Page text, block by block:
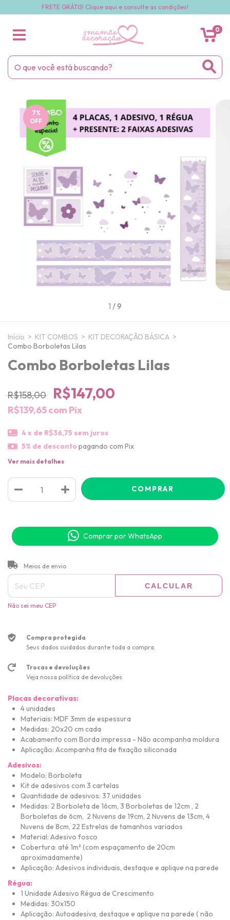
FRETE GRÁTIS! Clique aqui e consulte as condições!
0
7%
OFF
1 /9
Início > KIT COMBOS > KIT DECORAÇÃO BÁSICA >
Combo Borboletas Lilas
Combo Borboletas Lilas
R$158,00 R$147,00
R$139,65com Pix
4x de R$36,75 sem juros
5% de desconto pagando com Pix
Ver mais detalhes
Comprar por WhatsApp
Entregas para o CEP:
Meios de envio
CALCULAR
Não sei meu CEP
Compra protegida
Seus dados cuidados durante toda a compra.
Trocas e devoluções
Veja nossa política de devoluções
Placas decorativas:
4 unidades
Materiais: MDF 3mm de espessura
Medidas: 20x20 cm cada
Acabamento com Borda impressa - Não acompanha moldura
Aplicação: Acompanha fita de fixação siliconada
Adesivos:
Modelo: Borboleta
Kit de adesivos com 3 cartelas
Quantidade de adesivos: 37 unidades
Medidas: 2 Borboleta de 16cm, 3 Borboletas de 12cm , 2
Borboletas de 6cm, 2 Nuvens de 19cm, 2 Nuvens de 13cm, 4
Nuvens de 8cm, 22 Estrelas de tamanhos variados
Material: Adesivo fosco
Cobertura: até 1m² (com espaçamento de 20cm
aproximadamente)
Aplicação: Adesivos individuais, destaque e aplique na parede
Régua:
1 Unidade Adesivo Régua de Crescimento
Medidas: 30x150
Aplicação: Autoadesiva, destaque e aplique na parede ( não